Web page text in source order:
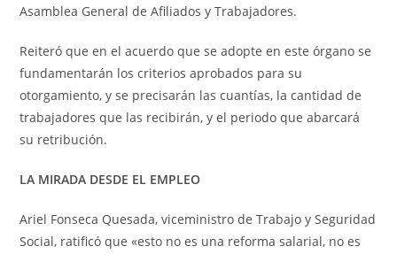
Asamblea General de Afiliados y Trabajadores.
Reiteró que en el acuerdo que se adopte en este órgano se
fundamentarán los criterios aprobados para su
otorgamiento, y se precisarán las cuantías, la cantidad de
trabajadores que las recibirán, y el periodo que abarcará
su retribución.
LA MIRADA DESDE EL EMPLEO
Ariel Fonseca Quesada, viceministro de Trabajo y Seguridad
Social, ratificó que «esto no es una reforma salarial, no es